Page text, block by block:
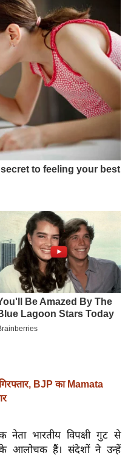
BJP का Mamata
नेता भारतीय विपक्षी गुट से
के आलोचक हैं। संदेशों ने उन्हें